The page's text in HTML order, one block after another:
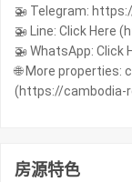
🚁 Telegram:
🚁 Line: Click Here
🚁 WhatsApp:
🌐 More properties:
(https://cambodia-
房源特色